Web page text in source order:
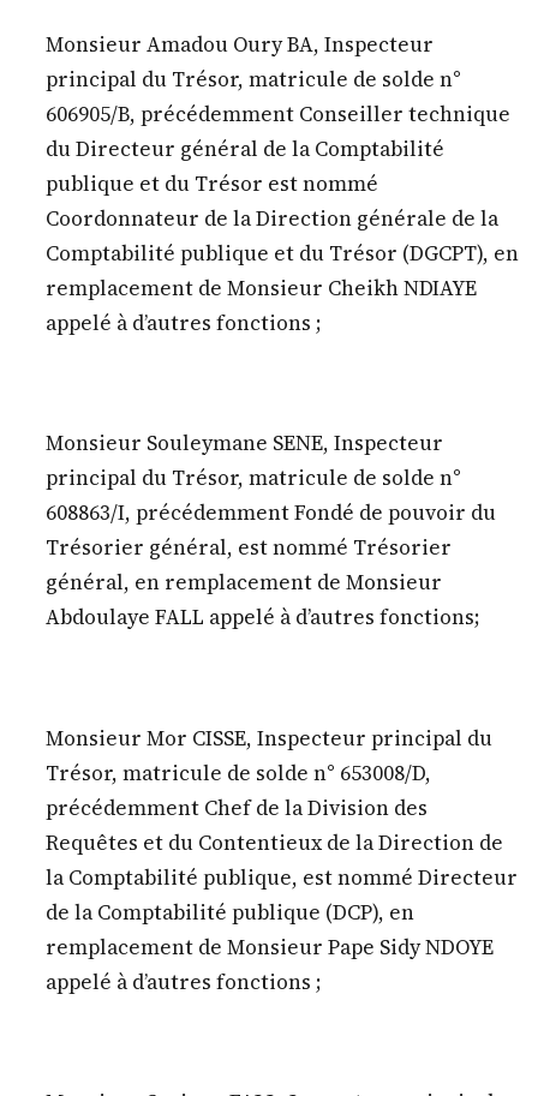
Monsieur Amadou Oury BA, Inspecteur
principal du Trésor, matricule de solde n°
606905/B, précédemment Conseiller technique
du Directeur général de la Comptabilité
publique et du Trésor est nommé
Coordonnateur de la Direction générale de la
Comptabilité publique et du Trésor (DGCPT), en
remplacement de Monsieur Cheikh NDIAYE
appelé à d’autres fonctions ;
Monsieur Souleymane SENE, Inspecteur
principal du Trésor, matricule de solde n°
608863/I, précédemment Fondé de pouvoir du
Trésorier général, est nommé Trésorier
général, en remplacement de Monsieur
Abdoulaye FALL appelé à d’autres fonctions;
Monsieur Mor CISSE, Inspecteur principal du
Trésor, matricule de solde n° 653008/D,
précédemment Chef de la Division des
Requêtes et du Contentieux de la Direction de
la Comptabilité publique, est nommé Directeur
de la Comptabilité publique (DCP), en
remplacement de Monsieur Pape Sidy NDOYE
appelé à d’autres fonctions ;